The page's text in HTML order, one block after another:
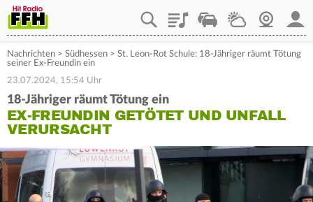
PlaylistStaupilotWetterWebcam
Nachrichten > Südhessen > St. Leon-Rot Schule: 18-Jähriger räumt Tötung
seiner Ex-Freundin ein
23.07.2024, 15:54 Uhr
18-Jähriger räumt Tötung ein
EX-FREUNDIN GETÖTET UND UNFALL
VERURSACHT